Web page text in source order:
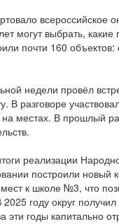
всероссийское
могут выбрать,
почти 160
недели провёл
В разговоре
местах. В прошлый
реализации
построили
к школе №3, что
году округ
эти годы капитально